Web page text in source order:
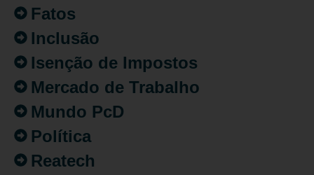
Fatos
Inclusão
Isenção de Impostos
Mercado de Trabalho
Mundo PcD
Política
Reatech